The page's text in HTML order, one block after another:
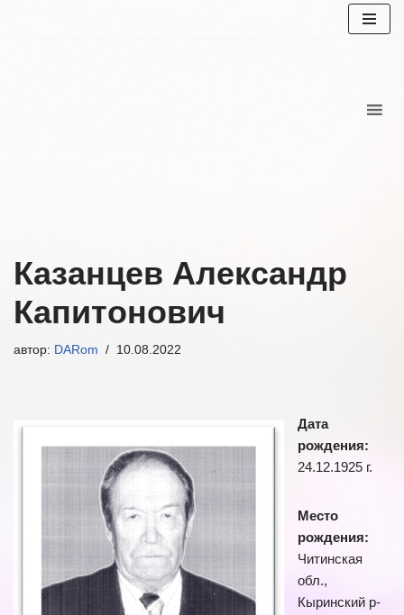
Казанцев Александр
Капитонович
автор: DARom 10.08.2022
Дата
рождения:
24.12.1925 г.
Место
рождения:
Читинская
обл.,
Кыринский р-